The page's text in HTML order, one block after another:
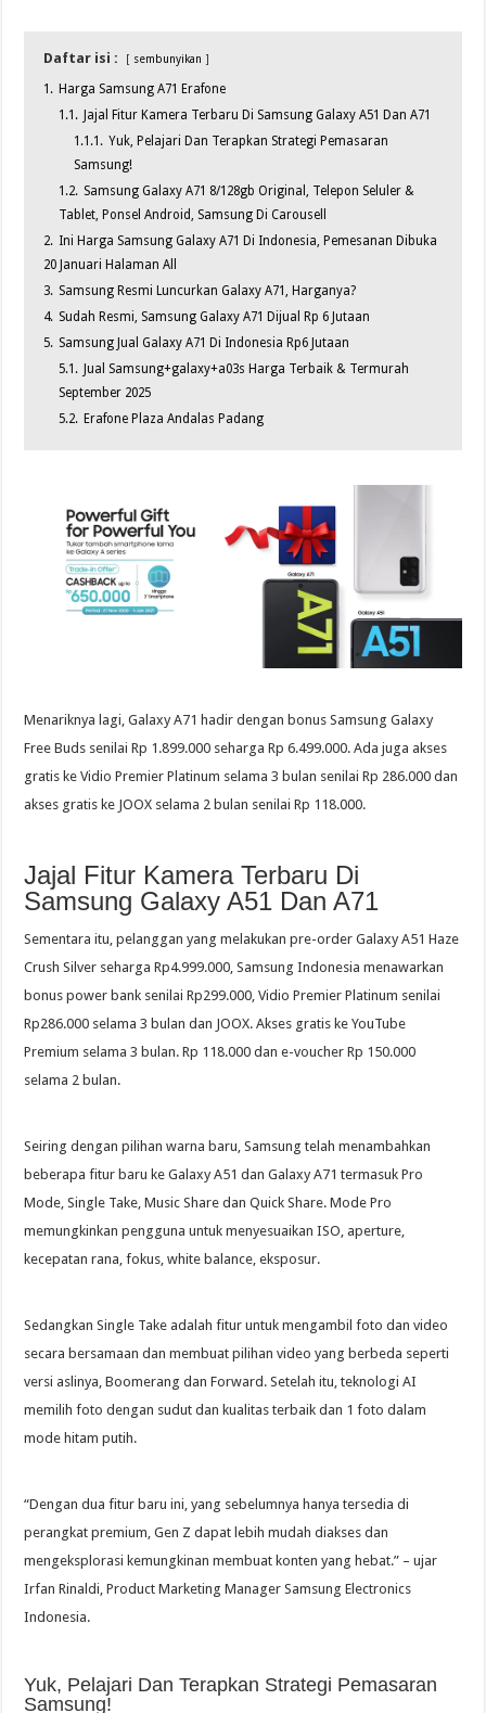
Daftar isi : sembunyikan
1. Harga Samsung A71 Erafone
1.1.
Jajal Fitur Kamera Terbaru Di Samsung Galaxy A51 Dan A71
1.1.1. Yuk, Pelajari Dan Terapkan Strategi Pemasaran
Samsung!
1.2. Samsung Galaxy A71 8/128gb Original, Telepon Seluler &
Tablet, Ponsel Android, Samsung Di Carousell
2. Ini Harga Samsung Galaxy A71 Di Indonesia, Pemesanan Dibuka
20 Januari Halaman All
3. Samsung Resmi Luncurkan Galaxy A71, Harganya?
4. Sudah Resmi, Samsung Galaxy A71 Dijual Rp 6 Jutaan
5. Samsung Jual Galaxy A71 Di Indonesia Rp6 Jutaan
5.1. Jual Samsung+galaxy+a03s Harga Terbaik & Termurah
September 2025
5.2. Erafone Plaza Andalas Padang
Menariknya lagi, Galaxy A71 hadir dengan bonus Samsung Galaxy
Free Buds senilai Rp 1.899.000 seharga Rp 6.499.000. Ada juga akses
gratis ke Vidio Premier Platinum selama 3 bulan senilai Rp 286.000 dan
akses gratis ke JOOX selama 2 bulan senilai Rp 118.000.
Jajal Fitur Kamera Terbaru Di
Samsung Galaxy A51 Dan A71
Sementara itu, pelanggan yang melakukan pre-order Galaxy A51 Haze
Crush Silver seharga Rp4.999.000, Samsung Indonesia menawarkan
bonus power bank senilai Rp299.000, Vidio Premier Platinum senilai
Rp286.000 selama 3 bulan dan JOOX. Akses gratis ke YouTube
Premium selama 3 bulan. Rp 118.000 dan e-voucher Rp 150.000
selama 2 bulan.
Seiring dengan pilihan warna baru, Samsung telah menambahkan
beberapa fitur baru ke Galaxy A51 dan Galaxy A71 termasuk Pro
Mode, Single Take, Music Share dan Quick Share. Mode Pro
memungkinkan pengguna untuk menyesuaikan ISO, aperture,
kecepatan rana, fokus, white balance, eksposur.
Sedangkan Single Take adalah fitur untuk mengambil foto dan video
secara bersamaan dan membuat pilihan video yang berbeda seperti
versi aslinya, Boomerang dan Forward. Setelah itu, teknologi AI
memilih foto dengan sudut dan kualitas terbaik dan 1 foto dalam
mode hitam putih.
“Dengan dua fitur baru ini, yang sebelumnya hanya tersedia di
perangkat premium, Gen Z dapat lebih mudah diakses dan
mengeksplorasi kemungkinan membuat konten yang hebat.” – ujar
Irfan Rinaldi, Product Marketing Manager Samsung Electronics
Indonesia.
Yuk, Pelajari Dan Terapkan Strategi Pemasaran
Samsung!